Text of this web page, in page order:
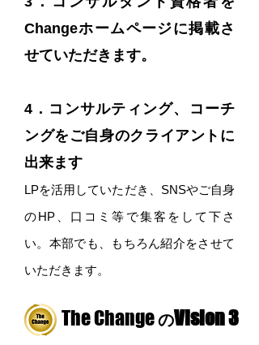
Changeホームページに掲載さ
せていただきます。
4．コンサルティング、コーチ
ングをご自身のクライアントに
出来ます
LPを活用していただき、SNSやご自身
のHP、口コミ等で集客をして下さ
い。本部でも、もちろん紹介をさせて
いただきます。
The ChangeのVision 3